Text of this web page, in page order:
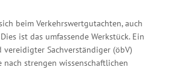
beim Verkehrswertgutachten, auch
ist das umfassende Werkstück. Ein
Sachverständiger (öbV)
strengen wissenschaftlichen